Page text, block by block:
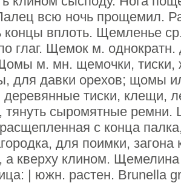
всю ночь прощемил.
концы вплоть. Щемленье
глаг. Щемок м.
м. мн. щемочки, тиски,
для давки орехов; щомы
тиски, клещи,
тянуть сыромятные
расщепленная с конца
для поимки,
а кверху клином.
| южн. растен. Brunella